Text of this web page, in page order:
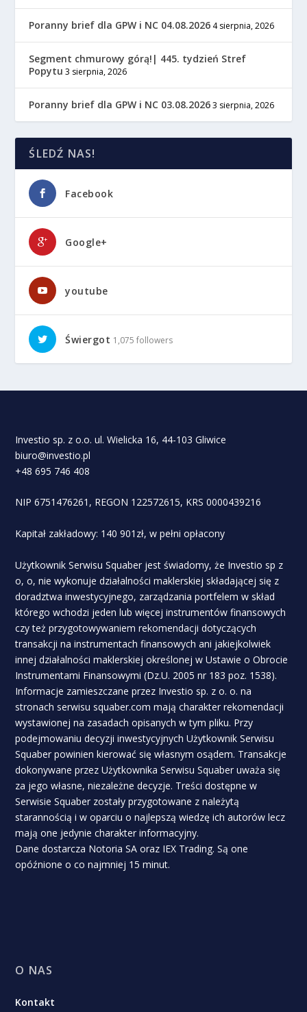
Poranny brief dla GPW i NC 04.08.2026 4 sierpnia, 2026
Segment chmurowy górą!| 445. tydzień Stref
Popytu 3 sierpnia, 2026
Poranny brief dla GPW i NC 03.08.2026 3 sierpnia, 2026
ŚLEDŹ NAS!
Facebook
Google+
youtube
Świergot 1,075 followers
Investio sp. z o.o. ul. Wielicka 16, 44-103 Gliwice
biuro@investio.pl
+48 695 746 408
NIP 6751476261, REGON 122572615, KRS 0000439216
Kapitał zakładowy: 140 901zł, w pełni opłacony
Użytkownik Serwisu Squaber jest świadomy, że Investio sp z
o, o, nie wykonuje działalności maklerskiej składającej się z
doradztwa inwestycyjnego, zarządzania portfelem w skład
którego wchodzi jeden lub więcej instrumentów finansowych
czy też przygotowywaniem rekomendacji dotyczących
transakcji na instrumentach finansowych ani jakiejkolwiek
innej działalności maklerskiej określonej w Ustawie o Obrocie
Instrumentami Finansowymi (Dz.U. 2005 nr 183 poz. 1538).
Informacje zamieszczane przez Investio sp. z o. o. na
stronach serwisu squaber.com mają charakter rekomendacji
wystawionej na zasadach opisanych w tym pliku. Przy
podejmowaniu decyzji inwestycyjnych Użytkownik Serwisu
Squaber powinien kierować się własnym osądem. Transakcje
dokonywane przez Użytkownika Serwisu Squaber uważa się
za jego własne, niezależne decyzje. Treści dostępne w
Serwisie Squaber zostały przygotowane z należytą
starannością i w oparciu o najlepszą wiedzę ich autorów lecz
mają one jedynie charakter informacyjny.
Dane dostarcza Notoria SA oraz IEX Trading. Są one
opóźnione o co najmniej 15 minut.
O NAS
Kontakt